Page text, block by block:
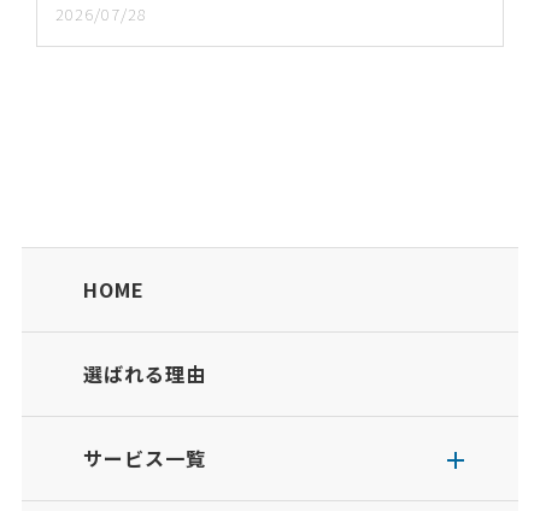
2026/07/28
HOME
選ばれる理由
サービス一覧